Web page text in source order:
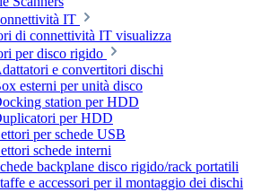
IT
di connettività IT visualizza
per disco rigido
e convertitori dischi
esterni per unità disco
station per HDD
per HDD
per schede USB
schede interni
backplane disco rigido/rack portatili
e accessori per il montaggio dei dischi